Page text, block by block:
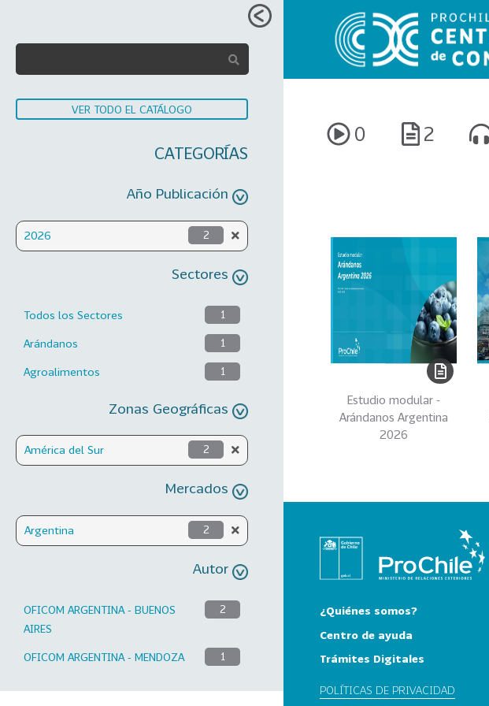
VER TODO EL CATÁLOGO
CATEGORÍAS
Año Publicación
2026 2
Sectores
Todos los Sectores 1
Arándanos 1
Agroalimentos 1
Zonas Geográficas
América del Sur 2
Mercados
Argentina 2
Autor
OFICOM ARGENTINA - BUENOS
AIRES
2
OFICOM ARGENTINA - MENDOZA 1
0 2
Estudio modular -
Arándanos Argentina
2026
¿Quiénes somos?
Centro de ayuda
Trámites Digitales
POLÍTICAS DE PRIVACIDAD